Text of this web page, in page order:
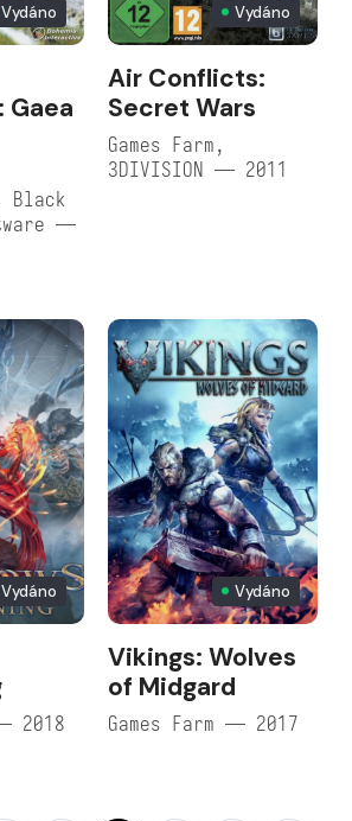
Vydáno
Gaea
—
Vydáno
Air Conflicts:
Secret Wars
Games Farm,
3DIVISION — 2011
Vydáno
2018
Vydáno
Vikings: Wolves
of Midgard
Games Farm — 2017